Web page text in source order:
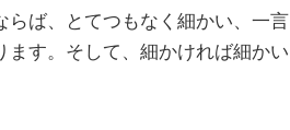
ば、とてつもなく細かい、一言
す。そして、細かければ細かい